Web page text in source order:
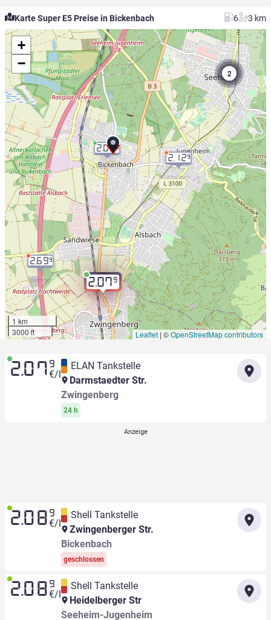
Karte Super E5 Preise in Bickenbach 6 3 km
2.079
2.699
2
2.129
2.08 9
+
−
1 km
3000 ft
Leaflet | ©OpenStreetMap contributors
2.07 9
€/l
ELAN Tankstelle
Darmstaedter Str.
Zwingenberg
24 h
2.08 9
€/l
Shell Tankstelle
Zwingenberger Str.
Bickenbach
geschlossen
2.08 9
€/l
Shell Tankstelle
Heidelberger Str
Seeheim-Jugenheim